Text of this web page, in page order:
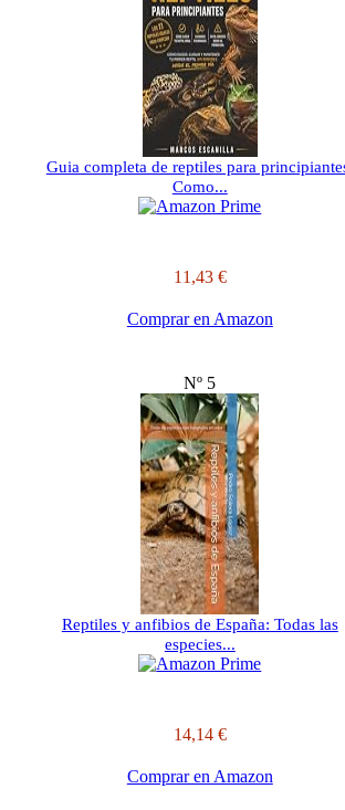
Guia completa de reptiles para
Como...
11,43 €
Comprar en Amazon
Nº 5
Reptiles y anfibios de España: Todas las
especies...
14,14 €
Comprar en Amazon